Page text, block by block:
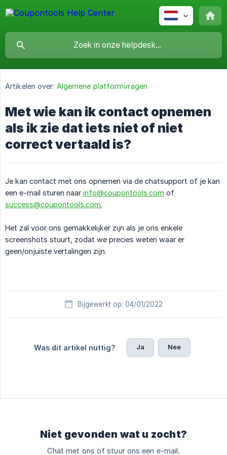
Artikelen over: Algemene platformvragen
Met wie kan ik contact opnemen
als ik zie dat iets niet of niet
correct vertaald is?
Je kan contact met ons opnemen via de chatsupport of je kan
een e-mail sturen naar info@coupontools.com of
success@coupontools.com.
Het zal voor ons gemakkelijker zijn als je ons enkele
screenshots stuurt, zodat we precies weten waar er
geen/onjuiste vertalingen zijn.
Bijgewerkt op: 04/01/2022
Was dit artikel nuttig? Ja Nee
Niet gevonden wat u zocht?
Chat met ons of stuur ons een e-mail.